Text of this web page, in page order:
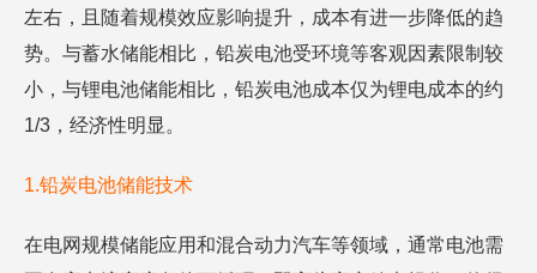
左右，且随着规模效应影响提升，成本有进一步降低的趋
势。与蓄水储能相比，铅炭电池受环境等客观因素限制较
小，与锂电池储能相比，铅炭电池成本仅为锂电成本的约
1/3，经济性明显。
1.铅炭电池储能技术
在电网规模储能应用和混合动力汽车等领域，通常电池需